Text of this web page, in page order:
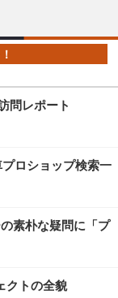
問レポート
ロショップ検索一
素朴な疑問に「プ
クトの全貌